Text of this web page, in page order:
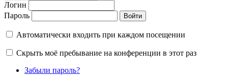
Логин
Пароль
Автоматически входить при каждом посещении
Скрыть моё пребывание на конференции в этот раз
Забыли пароль?